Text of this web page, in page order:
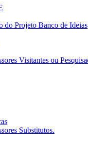
do Projeto Banco de Ideias
Visitantes ou
Substitutos.